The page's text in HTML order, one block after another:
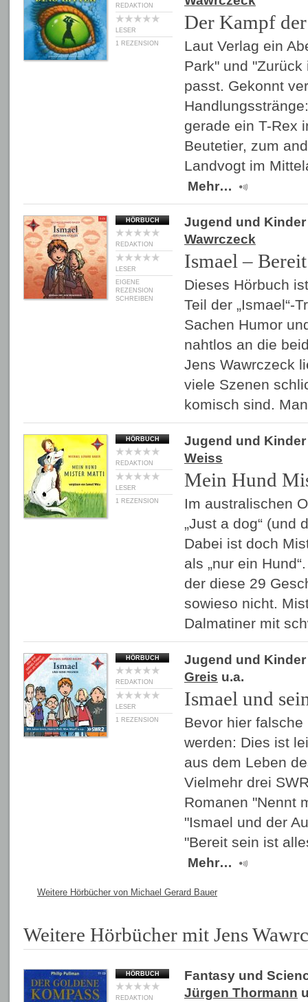
REDAKTION
LESER
1 REZENSION
Der Kampf
Laut Verlag ein
Park" und
passt. Gekonnt
gerade ein T-Rex
Beutetier, zum
Landvogt im
Mehr…
HÖRBUCH
REDAKTION
LESER
EIGENE
REZENSION
SCHREIBEN
Jugend und Kinder
Wawrczeck
Ismael –
Dieses Hörbuch
Teil der „Ismael“-
Sachen Humor
nahtlos an die
Jens Wawrczeck
viele Szenen
komisch sind.
HÖRBUCH
REDAKTION
LESER
1 REZENSION
Jugend und Kinder
Weiss
Mein Hund
Im australischen
„Just a dog“ (und
Dabei ist doch
als „nur ein
der diese 29
sowieso nicht.
Dalmatiner mit
HÖRBUCH
REDAKTION
LESER
1 REZENSION
Jugend und Kinder
Greis u.a.
Ismael und
Bevor hier
werden: Dies ist
aus dem Leben
Vielmehr drei
Romanen "Nennt
"Ismael und der
"Bereit sein ist
Mehr…
Weitere Hörbücher von Michael Gerard Bauer
Weitere Hörbücher mit Jens
HÖRBUCH
REDAKTION
Fantasy und
Jürgen Thormann